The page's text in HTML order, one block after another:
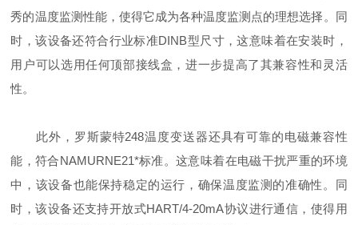
秀的温度监测性能，使得它成为各种温度监测点的理想选择。同
时，该设备还符合行业标准DINB型尺寸，这意味着在安装时，
用户可以选用任何顶部接线盒，进一步提高了其兼容性和灵活
性。
此外，罗斯蒙特248温度变送器还具有可靠的电磁兼容性
能，符合NAMURNE21*标准。这意味着在电磁干扰严重的环境
中，该设备也能保持稳定的运行，确保温度监测的准确性。同
时，该设备还支持开放式HART/4-20mA协议进行通信，使得用